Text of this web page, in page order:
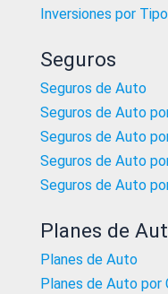
Inversiones por Tipo
Seguros
Seguros de Auto
Seguros de Auto
Seguros de Auto
Seguros de Auto
Seguros de Auto
Planes de
Planes de Auto
Planes de Auto por